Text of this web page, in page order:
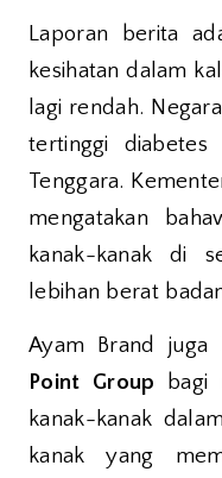
Laporan berita
kesihatan dalam
lagi rendah.
tertinggi
Tenggara.
mengatakan
kanak-kanak di
lebihan berat
Ayam Brand juga
Point Group bagi
kanak-kanak
kanak yang